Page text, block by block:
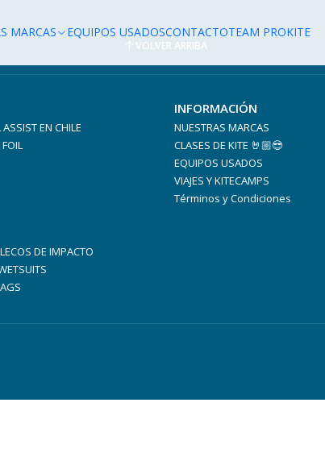
MARCAS EQUIPOS USADOSCONTACTOTEAM PROKITE
VOLVER ARRIBA
EN CHILE
DE IMPACTO
INFORMACIÓN
NUESTRAS MARCAS
CLASES DE KITE 🤘🏼😎
EQUIPOS USADOS
VIAJES Y KITECAMPS
Términos y Condiciones